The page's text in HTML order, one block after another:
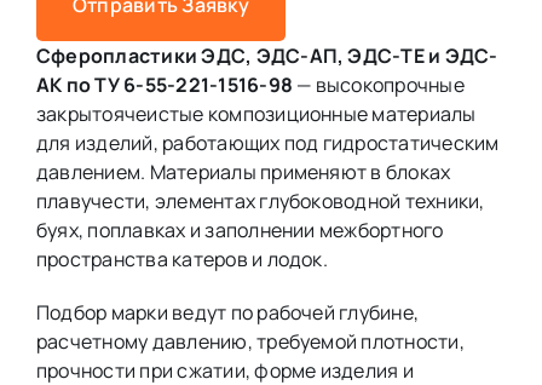
Сферопластики ЭДС, ЭДС-АП, ЭДС-ТЕ и ЭДС-
АК по ТУ 6-55-221-1516-98 — высокопрочные
закрытоячеистые композиционные материалы
для изделий, работающих под гидростатическим
давлением. Материалы применяют в блоках
плавучести, элементах глубоководной техники,
буях, поплавках и заполнении межбортного
пространства катеров и лодок.
Подбор марки ведут по рабочей глубине,
расчетному давлению, требуемой плотности,
прочности при сжатии, форме изделия и